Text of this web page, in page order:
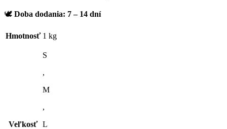
🕊️ Doba dodania: 7 – 14 dní
Hmotnosť 1 kg
Veľkosť
S
,
M
,
L